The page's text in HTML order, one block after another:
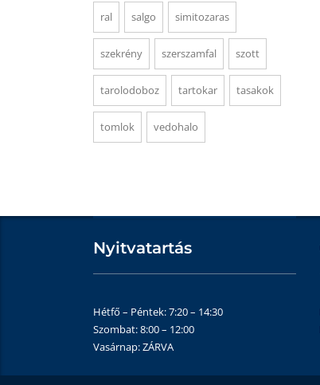
ral salgo simitozaras
szekrény szerszamfal szott
tarolodoboz tartokar tasakok
tomlok vedohalo
Nyitvatartás
Hétfő – Péntek: 7:20 – 14:30
Szombat: 8:00 – 12:00
Vasárnap: ZÁRVA